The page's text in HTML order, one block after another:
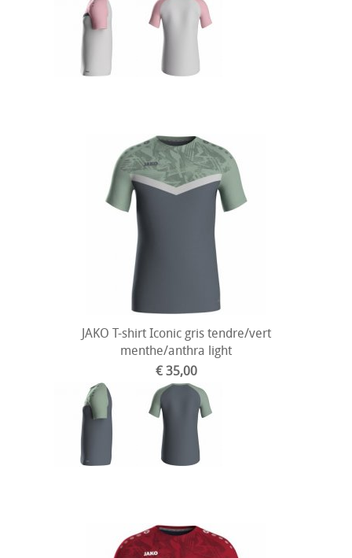
JAKO T-shirt Iconic gris tendre/vert
menthe/anthra light
€ 35,00